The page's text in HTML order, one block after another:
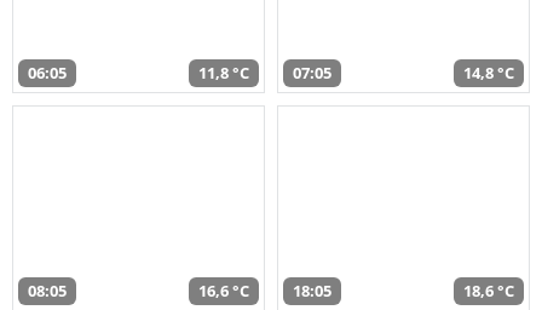
06:05 11,8 °C 07:05 14,8 °C
08:05 16,6 °C 18:05 18,6 °C